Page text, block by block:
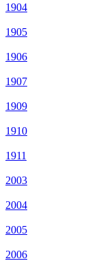
1904
1905
1906
1907
1909
1910
1911
2003
2004
2005
2006